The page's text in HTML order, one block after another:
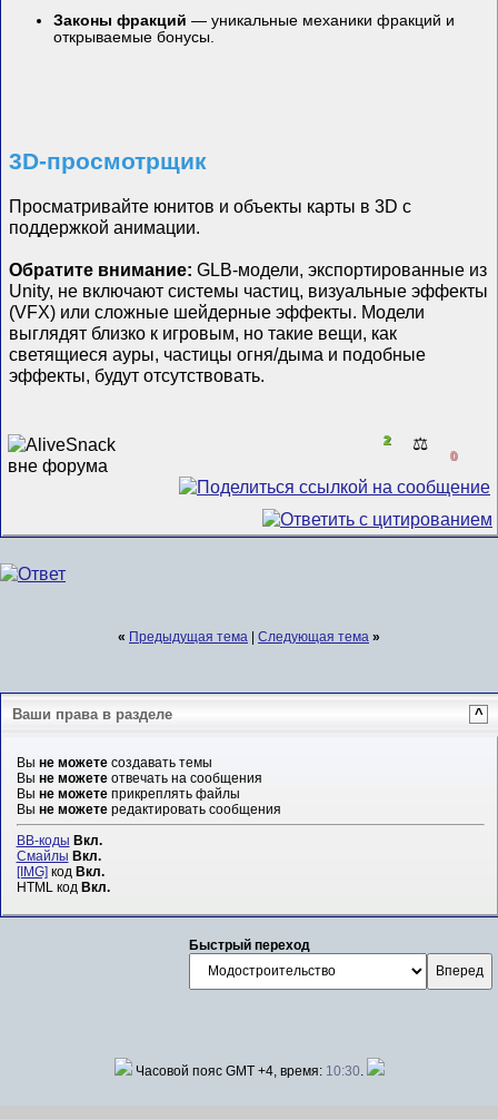
Законы фракций — уникальные механики фракций и
открываемые бонусы.
3D-просмотрщик
Просматривайте юнитов и объекты карты в 3D с
поддержкой анимации.
Обратите внимание: GLB-модели, экспортированные из
Unity, не включают системы частиц, визуальные эффекты
(VFX) или сложные шейдерные эффекты. Модели
выглядят близко к игровым, но такие вещи, как
светящиеся ауры, частицы огня/дыма и подобные
эффекты, будут отсутствовать.
2 ⚖️
0
« Предыдущая тема Следующая тема »
Ваши права в разделе ^
Вы не можетесоздавать темы
Вы не можетеотвечать на сообщения
Вы не можетеприкреплять файлы
Вы не можетередактировать сообщения
BB-коды Вкл.
Смайлы Вкл.
[IMG] код Вкл.
HTML код Вкл.
Быстрый переход
Часовой пояс GMT +4, время: 10:30.